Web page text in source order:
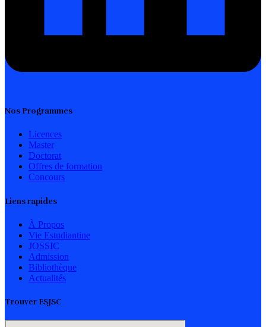
Nos Programmes
Licences
Master
Doctorat
Offres de formation
Concours
Liens rapides
À Propos
Vie Estudiantine
JOSSIC
Admission
Bibliothèque
Actualités
Trouver ESJSC